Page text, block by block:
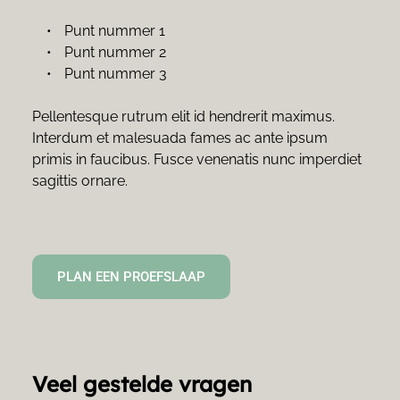
Punt nummer 1
Punt nummer 2
Punt nummer 3
Pellentesque rutrum elit id hendrerit maximus.
Interdum et malesuada fames ac ante ipsum
primis in faucibus. Fusce venenatis nunc imperdiet
sagittis ornare.
PLAN EEN PROEFSLAAP
Veel gestelde vragen